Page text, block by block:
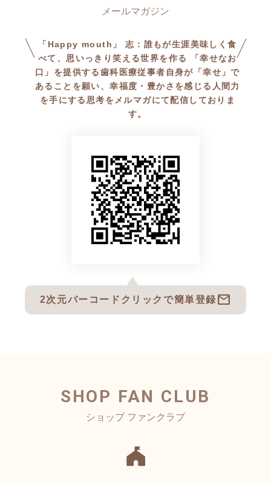
「Happy mouth」 志：誰もが生涯美味しく食
べて、思いっきり笑える世界を作る 「幸せなお
口」を提供する歯科医療従事者自身が「幸せ」で
あることを願い、幸福度・豊かさを感じる人間力
を手にする思考をメルマガにて配信しておりま
す。
2次元バーコードクリックで簡単登録 mail
SHOP FAN CLUB